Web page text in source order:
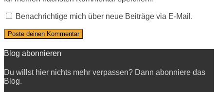
Benachrichtige mich über neue Beiträge via E-Mail.
Blog abonnieren
Du willst hier nichts mehr verpassen? Dann abonniere das
Blog.